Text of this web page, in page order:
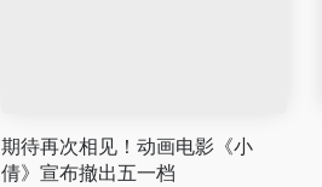
期待再次相见！动画电影《小
倩》宣布撤出五一档